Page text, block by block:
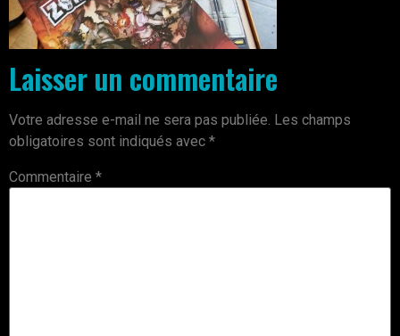
Laisser un commentaire
Votre adresse e-mail ne sera pas publiée. Les champs
obligatoires sont indiqués avec *
Commentaire *